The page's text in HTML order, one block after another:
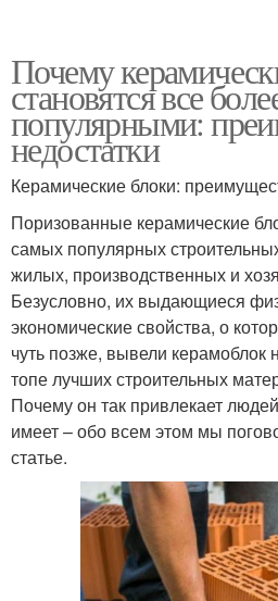
Почему
становятся все
популярными:
недостатки
Керамические блоки:
Поризованные керамические
самых популярных
жилых, производственных и
Безусловно, их выдающиеся
экономические свойства, о
чуть позже, вывели керамоблок
топе лучших строительных
Почему он так привлекает
имеет – обо всем этом мы
статье.